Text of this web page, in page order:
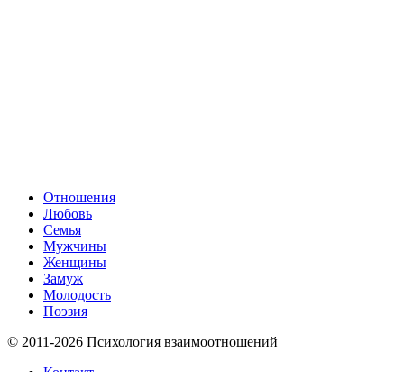
Отношения
Любовь
Семья
Мужчины
Женщины
Замуж
Молодость
Поэзия
© 2011-2026 Психология взаимоотношений